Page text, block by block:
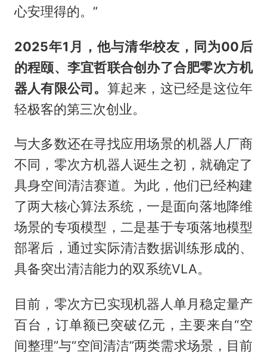
心安理得的。”
2025年1月，他与清华校友，同为00后
的程颐、李宜哲联合创办了合肥零次方机
器人有限公司。 算起来，这已经是这位年
轻极客的第三次创业。
与大多数还在寻找应用场景的机器人厂商
不同，零次方机器人诞生之初，就确定了
具身空间清洁赛道。为此，他们已经构建
了两大核心算法系统，一是面向落地降维
场景的专项模型，二是基于专项落地模型
部署后，通过实际清洁数据训练形成的、
具备突出清洁能力的双系统VLA。
目前，零次方已实现机器人单月稳定量产
百台，订单额已突破亿元，主要来自“空
间整理”与“空间清洁”两类需求场景，目前